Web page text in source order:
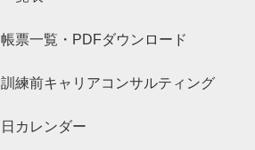
票一覧・PDFダウンロード
練前キャリアコンサルティング
カレンダー